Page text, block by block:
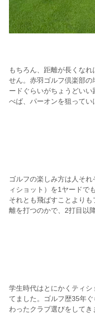
もちろん、距離が長くな
せん。赤羽ゴルフ倶楽部
ードぐらいがちょうどい
べば、パーオンを狙ってい
ゴルフの楽しみ方は人そ
ィショット）を1ヤードで
それとも飛ばすことより
離を打つのかで、2打目以
学生時代はとにかくティ
てました。ゴルフ歴35年
わったクラブ選びをして